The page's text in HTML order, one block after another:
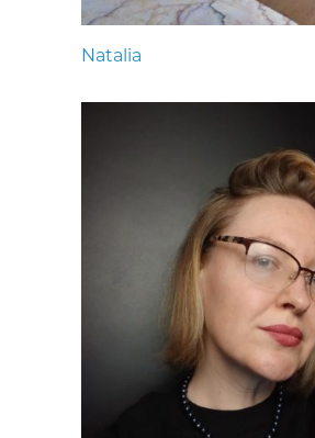
Natalia